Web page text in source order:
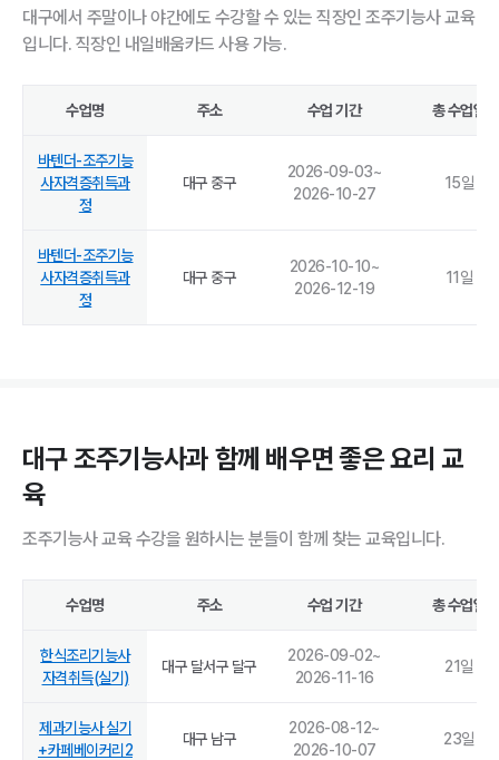
대구에서 주말이나 야간에도 수강할 수 있는 직장인 조주기능사 교육
입니다. 직장인 내일배움카드 사용 가능.
수업명 주소 수업 기간 총 수업일
바텐더-조주기능
사자격증취득과
정
대구 중구
2026-09-03~
2026-10-27
15일
바텐더-조주기능
사자격증취득과
정
대구 중구
2026-10-10~
2026-12-19
11 일
대구 조주기능사과 함께 배우면 좋은 요리 교
육
조주기능사 교육 수강을 원하시는 분들이 함께 찾는 교육입니다.
수업명 주소 수업 기간 총 수업일
한식조리기능사
자격취득(실기)
대구 달서구 달구
2026-09-02~
2026-11-16
21일
제과기능사 실기
+카페베이커리2
대구 남구
2026-08-12~
2026-10-07
23일